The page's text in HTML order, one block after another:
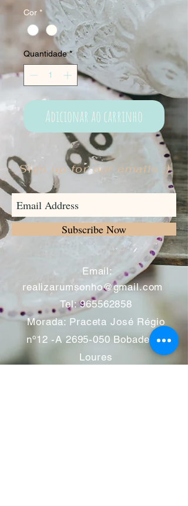
Cor *
Quantidade *
Adicionar ao carrinho
Sign up for our emails :)
Subscribe Now
Email:
realizarumsonho@gmail.com
Tel:965562858
Morada: Praceta José Régio
nº12 -A 2695-050 Bobadela -
Loures